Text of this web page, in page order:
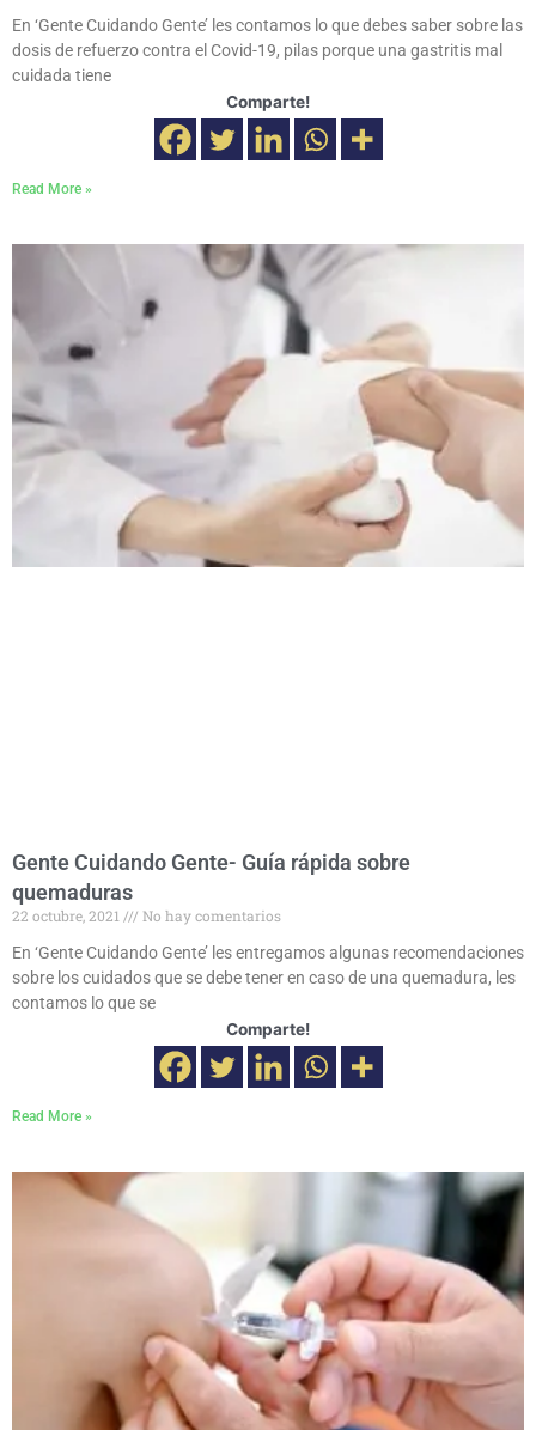
En ‘Gente Cuidando Gente’ les contamos lo que debes saber sobre las
dosis de refuerzo contra el Covid-19, pilas porque una gastritis mal
cuidada tiene
Comparte!
Read More »
Gente Cuidando Gente- Guía rápida sobre
quemaduras
22 octubre, 2021
No hay comentarios
En ‘Gente Cuidando Gente’ les entregamos algunas recomendaciones
sobre los cuidados que se debe tener en caso de una quemadura, les
contamos lo que se
Comparte!
Read More »